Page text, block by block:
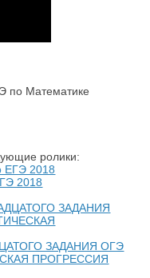
по Математике
ролики:
2018
ЗАДАНИЯ ОГЭ
ПРОГРЕССИЯ